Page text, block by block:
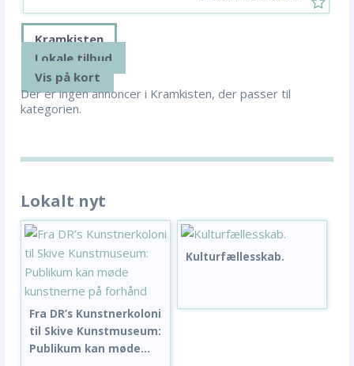
Kramkisten
Lokale tilbud
Vis på kort
Der er ingen annoncer i Kramkisten, der passer til
kategorien.
Lokalt nyt
Fra DR’s Kunstnerkoloni
til Skive Kunstmuseum:
Publikum kan møde...
Kulturfællesskab.